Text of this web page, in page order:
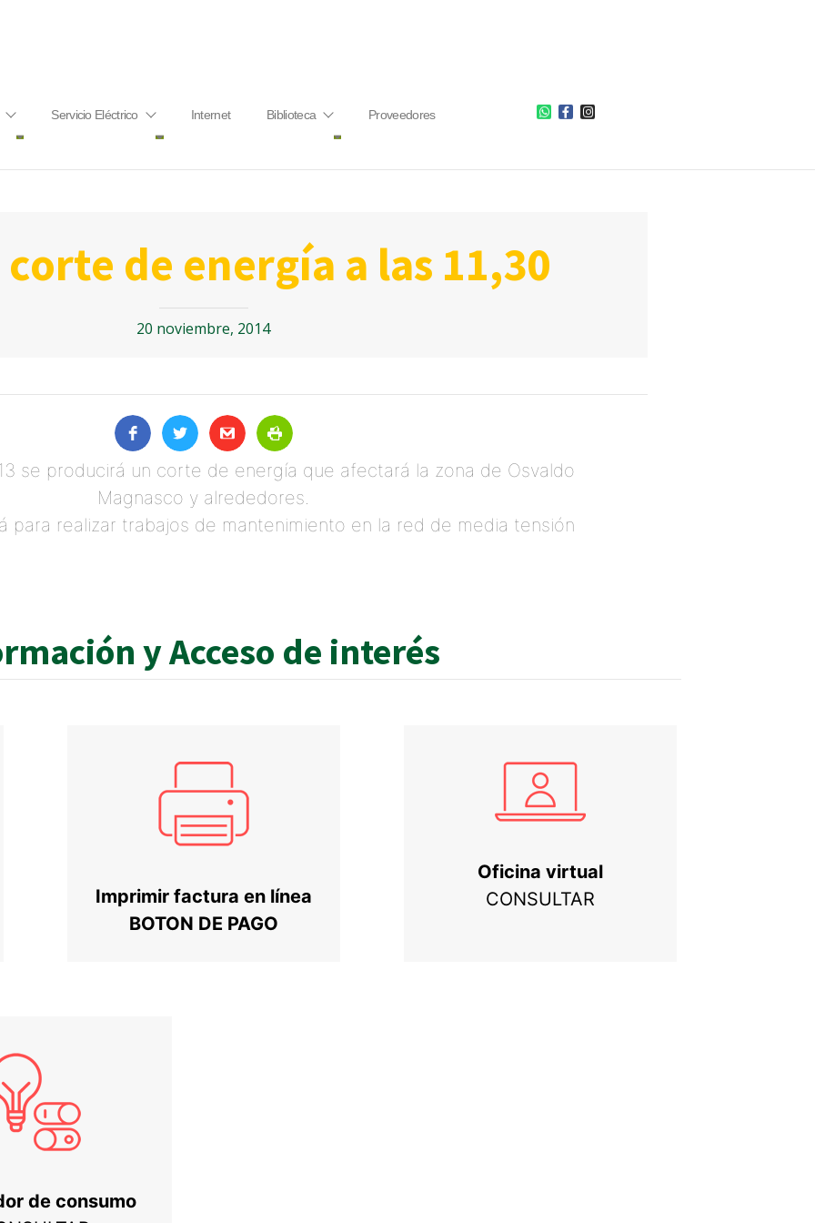
Servicio Eléctrico Internet Biblioteca Proveedores
corte de energía a las 11,30
20 noviembre, 2014
se producirá un corte de energía que afectará la zona de Osvaldo
Magnasco y alrededores.
para realizar trabajos de mantenimiento en la red de media tensión
y Acceso de interés
Imprimir factura en línea
BOTON DE PAGO
Oficina virtual
CONSULTAR
de consumo